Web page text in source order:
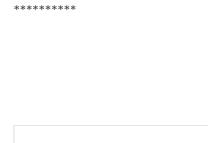
**********